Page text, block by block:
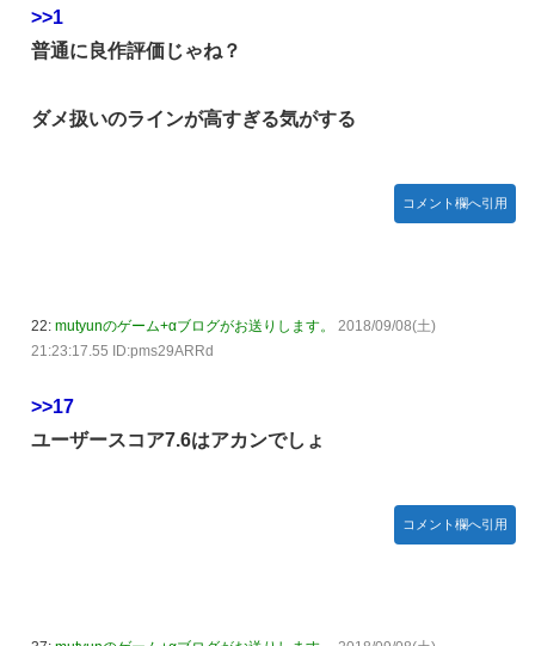
やる夫のダンジョン運営記189-雑談所ネタ 第123話「なぜな
にキャス狐さん・世界改変」
【画像】令和最新版『僕は友達が少ない』の柏崎星奈、めっ
ちゃくちゃエロいｗｗｗｗ
来週の「有吉ぃぃeeeee!」に日向坂46エース級メンバーが
ゲスト出演！
【悲報】Juice=Juiceさん、ビジュアルが良いメンバーだけ
露骨に前列にしてしまうｗｗｗｗ
今日の乃木中で設楽と吉田のマンツーマン卒業対談やるよ
な？ やってくれよ。やってくださいお願いします。
>>1
普通に良作評価じゃね？
ダメ扱いのラインが高すぎる気がする
コメント欄へ引用
22: mutyunのゲーム+αブログがお送りします。
2018/09/08(土)
21:23:17.55 ID:pms29ARRd
>>17
ユーザースコア7.6はアカンでしょ
コメント欄へ引用